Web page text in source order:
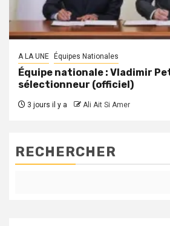
A LA UNE Équipes Nationales
Équipe nationale : Vladimir
sélectionneur (officiel)
3 jours il y a Ali Ait Si Amer
RECHERCHER